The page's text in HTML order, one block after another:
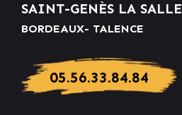
SAINT-GENÈS LA SALLE
BORDEAUX- TALENCE
05.56.33.84.84